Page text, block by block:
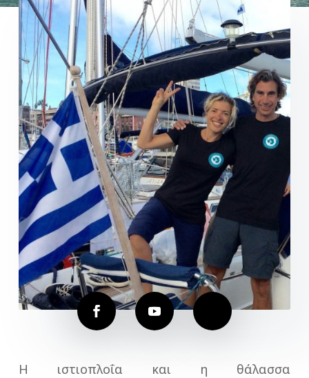
Η ιστιοπλοΐα και η θάλασσα